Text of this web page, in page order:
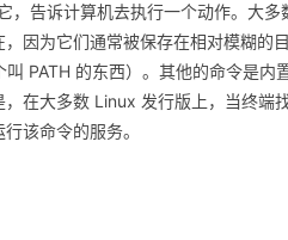
告诉计算机去执行一个动作。大
因为它们通常被保存在相对模糊
PATH 的东西）。其他的命令是内
在大多数 Linux 发行版上，当终端
该命令的服务。